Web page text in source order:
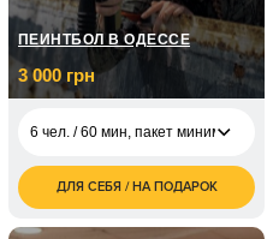
ПЕЙНТБОЛ В ОДЕССЕ
3 000 грн
6 чел. / 60 мин, пакет минимум
6 чел. / 60 мин, пакет
минимум
грн
ДЛЯ СЕБЯ / НА ПОДАРОК